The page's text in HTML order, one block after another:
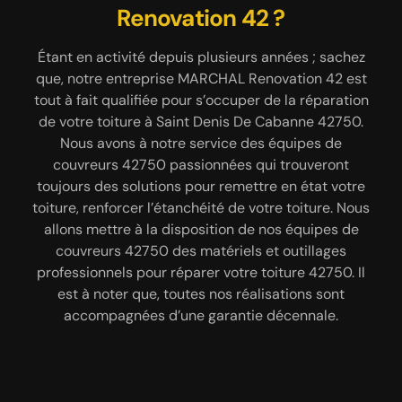
Renovation 42 ?
Étant en activité depuis plusieurs années ; sachez
que, notre entreprise MARCHAL Renovation 42 est
tout à fait qualifiée pour s’occuper de la réparation
de votre toiture à Saint Denis De Cabanne 42750.
Nous avons à notre service des équipes de
couvreurs 42750 passionnées qui trouveront
toujours des solutions pour remettre en état votre
toiture, renforcer l’étanchéité de votre toiture. Nous
allons mettre à la disposition de nos équipes de
couvreurs 42750 des matériels et outillages
professionnels pour réparer votre toiture 42750. Il
est à noter que, toutes nos réalisations sont
accompagnées d’une garantie décennale.
Cabanne par MARCHAL
Renovation 42
Pour éviter que la toiture se détériore ; il est
nécessaire de vérifier fréquemment la toiture. Dans
la ville de Saint Denis De Cabanne 42750, faites
confiance à notre entreprise MARCHAL Renovation
42 pour effectuer une inspection et une réparation
de votre toiture. Que vous ayez des problèmes de
fuite, d’infiltration d’eau, de mauvaise étanchéité
avec votre toiture ; notre entreprise MARCHAL
Renovation 42 saura réparer les éléments
détériorés de votre toit 42750 dans le respect des
normes en vigueur. Nos couvreurs 42750
trouveront les meilleures solutions pour remettre
votre toiture
Si votre toiture n’est plus en état, montre des fuites
de toiture, n’est plus tout à fait étanche ; pensez à
faire appel à une entreprise spécialisée. Dans la
ville de Saint Denis De Cabanne 42750, vous
pouvez contacter notre entreprise MARCHAL
Renovation 42 pour s’occuper de la réparation de
votre toiture. Nous avons à notre service des
équipes d’artisans couvreurs 42750 très
compétents qui sauront réparer les problèmes de
votre toiture, les éléments détériorés de votre
toiture dans le respect des règles en vigueur. Pour
des travaux fiables et de qualité en réparation
toiture, faites confiance à MARCHAL Renovation 42.